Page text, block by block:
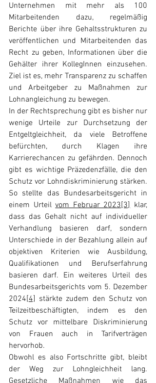
Unternehmen mit mehr als 100
Mitarbeitenden dazu, regelmäßig
Berichte über ihre Gehaltsstrukturen zu
veröffentlichen und Mitarbeitenden das
Recht zu geben, Informationen über die
Gehälter ihrer KollegInnen einzusehen.
Ziel ist es, mehr Transparenz zu schaffen
und Arbeitgeber zu Maßnahmen zur
Lohnangleichung zu bewegen.
In der Rechtsprechung gibt es bisher nur
wenige Urteile zur Durchsetzung der
Entgeltgleichheit, da viele Betroffene
befürchten, durch Klagen ihre
Karrierechancen zu gefährden. Dennoch
gibt es wichtige Präzedenzfälle, die den
Schutz vor Lohndiskriminierung stärken.
So stellte das Bundesarbeitsgericht in
einem Urteil vom Februar 2023[3] klar,
dass das Gehalt nicht auf individueller
Verhandlung basieren darf, sondern
Unterschiede in der Bezahlung allein auf
objektiven Kriterien wie Ausbildung,
Qualifikationen und Berufserfahrung
basieren darf. Ein weiteres Urteil des
Bundesarbeitsgerichts vom 5. Dezember
2024[4] stärkte zudem den Schutz von
Teilzeitbeschäftigten, indem es den
Schutz vor mittelbare Diskriminierung
von Frauen auch in Tarifverträgen
hervorhob.
Obwohl es also Fortschritte gibt, bleibt
der Weg zur Lohngleichheit lang.
Gesetzliche Maßnahmen wie das